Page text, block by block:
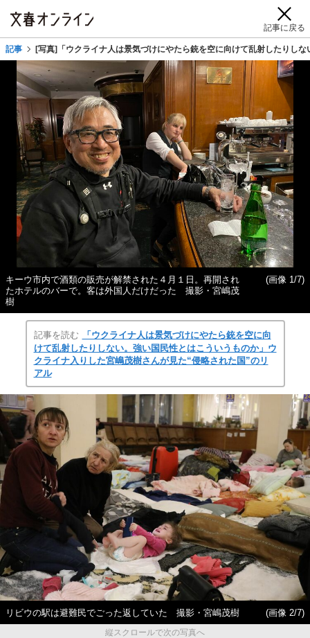
記事に戻る
記事 [写真]「ウクライナ人は景気づけにやたら銃を空に向けて乱射したりし
キーウ市内で酒類の販売が解禁された４月１日。再開され
たホテルのバーで。客は外国人だけだった 撮影・宮嶋茂
樹
(画像 1/7)
記事を読む
「ウクライナ人は景気づけにやたら銃を空に向
けて乱射したりしない。強い国民性とはこういうものか」ウ
クライナ入りした宮嶋茂樹さんが見た“侵略された国”のリ
アル
リビウの駅は避難民でごった返していた 撮影・宮嶋茂樹
(画像 2/7)
縦スクロールで次の写真へ